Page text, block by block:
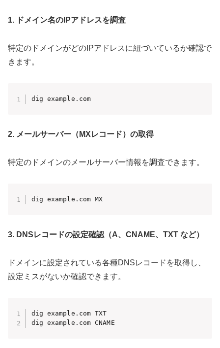
1. ドメイン名のIPアドレスを調査
特定のドメインがどのIPアドレスに紐づいているか確認で
きます。
dig example.com
2. メールサーバー（MXレコード）の取得
特定のドメインのメールサーバー情報を調査できます。
dig example.com MX
3. DNSレコードの設定確認（A、CNAME、TXT など）
ドメインに設定されている各種DNSレコードを取得し、
設定ミスがないか確認できます。
dig example.com TXT
dig example.com CNAME